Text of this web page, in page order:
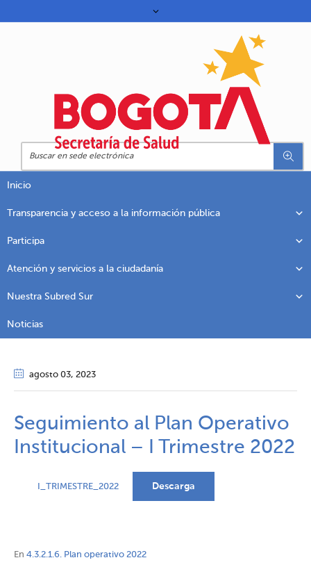
Inicio
Transparencia y acceso a la información pública
Participa
Atención y servicios a la ciudadanía
Nuestra Subred Sur
Noticias
agosto 03, 2023
Seguimiento al Plan Operativo
Institucional – I Trimestre 2022
I_TRIMESTRE_2022 Descarga
En 4.3.2.1.6. Plan operativo 2022